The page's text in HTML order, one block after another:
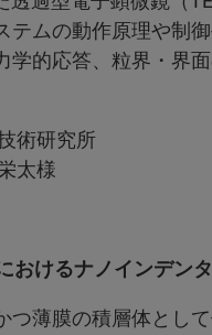
ムの動作原理や制
的応答、粒界・界
所
おけるナノインデン
薄膜の積層体とし